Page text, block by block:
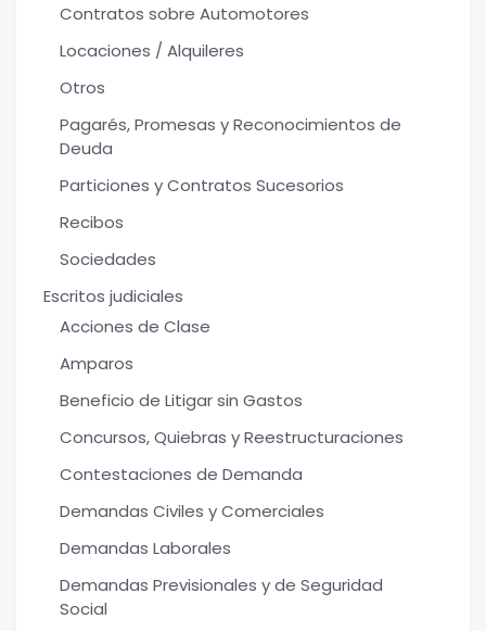
Contratos sobre Automotores
Locaciones / Alquileres
Otros
Pagarés, Promesas y Reconocimientos de
Deuda
Particiones y Contratos Sucesorios
Recibos
Sociedades
Escritos judiciales
Acciones de Clase
Amparos
Beneficio de Litigar sin Gastos
Concursos, Quiebras y Reestructuraciones
Contestaciones de Demanda
Demandas Civiles y Comerciales
Demandas Laborales
Demandas Previsionales y de Seguridad
Social